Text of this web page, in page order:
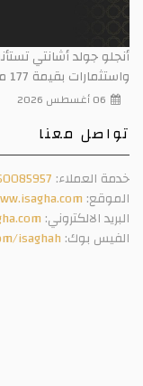
أنجلو جولد أشانتي
واستثمارات بقيمة 177 مليون دولار لتوسعة وتطوير منجم السكري
06 أغسطس 2026
تواصل معنا
خدمة العملاء:
الموقع:
البريد الالكتروني:
الفيس بوك: isaghah